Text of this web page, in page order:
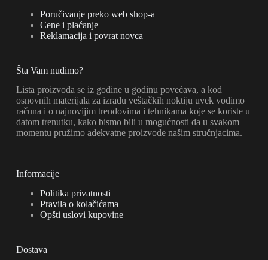
Poručivanje preko web shop-a
Cene i plaćanje
Reklamacija i povrat novca
Šta Vam nudimo?
Lista proizvoda se iz godine u godinu povećava, a kod
osnovnih materijala za izradu veštačkih noktiju uvek vodimo
računa i o najnovijim trendovima i tehnikama koje se koriste u
datom trenutku, kako bismo bili u mogućnosti da u svakom
momentu pružimo adekvatne proizvode našim stručnjacima.
Informacije
Politika privatnosti
Pravila o kolačićama
Opšti uslovi kupovine
Dostava